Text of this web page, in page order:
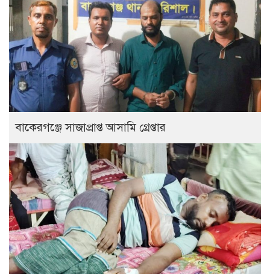
বাকেরগঞ্জে সাজাপ্রাপ্ত আসামি গ্রেপ্তার